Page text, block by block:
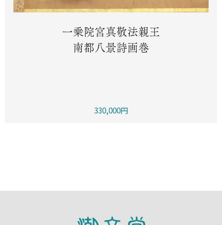
一乗院宮真敬法親王
南都八景詩画巻
330,000円